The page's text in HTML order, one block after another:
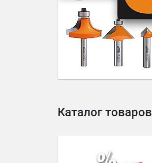
Каталог товаров